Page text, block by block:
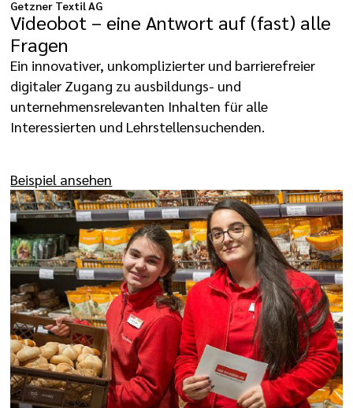
Getzner Textil AG
Videobot – eine Antwort auf (fast) alle
Fragen
Ein innovativer, unkomplizierter und barrierefreier
digitaler Zugang zu ausbildungs- und
unternehmensrelevanten Inhalten für alle
Interessierten und Lehrstellensuchenden.
Beispiel ansehen